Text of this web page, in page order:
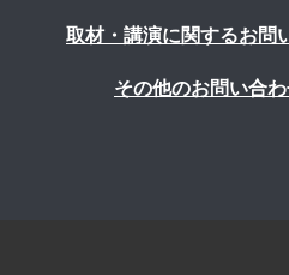
取材・講演に関するお問
その他のお問い合